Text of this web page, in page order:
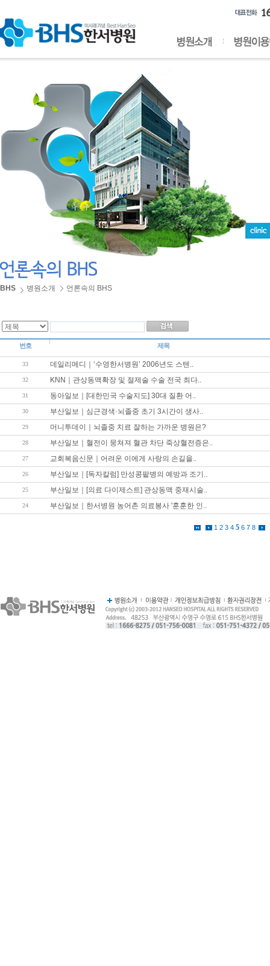
BHS 병원소개 언론속의 BHS
번호 제목
33 데일리메디｜‘수영한서병원’ 2006년도 스텐..
32 KNN｜관상동맥확장 및 절제술 수술 전국 최다..
31 동아일보｜[대한민국 수술지도] 30대 질환 어..
30 부산일보｜심근경색·뇌졸중 초기 3시간이 생사..
29 머니투데이｜뇌졸중 치료 잘하는 가까운 병원은?
28 부산일보｜혈전이 뭉쳐져 혈관 차단 죽상혈전증은..
27 교회복음신문｜어려운 이에게 사랑의 손길을..
26 부산일보｜[독자칼럼] 만성콩팥병의 예방과 조기..
25 부산일보｜[의료 다이제스트] 관상동맥 중재시술..
24 부산일보｜한서병원 농어촌 의료봉사 '훈훈한 인..
1 2 3 4 5 6 7 8